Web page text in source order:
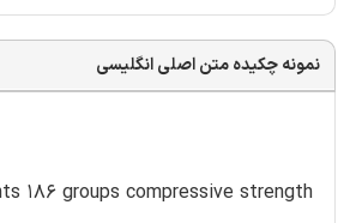
نمونه چکیده متن اصلی انگلیسی
186 groups compressive strength